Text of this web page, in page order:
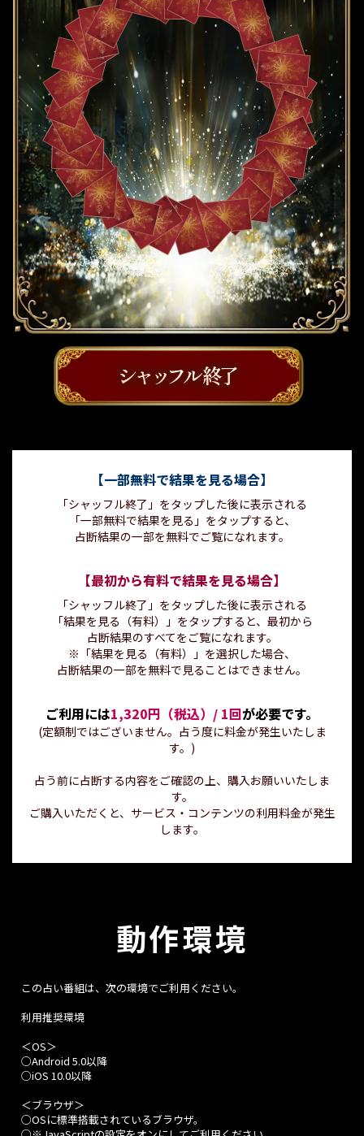
【一部無料で結果を見る場合】
「シャッフル終了」をタップした後に表示される
「一部無料で結果を見る」をタップすると、
占断結果の一部を無料でご覧になれます。
【最初から有料で結果を見る場合】
「シャッフル終了」をタップした後に表示される
「結果を見る（有料）」をタップすると、最初から
占断結果のすべてをご覧になれます。
※「結果を見る（有料）」を選択した場合、
占断結果の一部を無料で見ることはできません。
ご利用には1,320円（税込）/ 1回が必要です。
(定額制ではございません。占う度に料金が発生いたしま
す。)
占う前に占断する内容をご確認の上、購入お願いいたしま
す。
ご購入いただくと、サービス・コンテンツの利用料金が発生
します。
動作環境
この占い番組は、次の環境でご利用ください。
利用推奨環境
＜OS＞
○Android 5.0以降
○iOS 10.0以降
＜ブラウザ＞
○OSに標準搭載されているブラウザ。